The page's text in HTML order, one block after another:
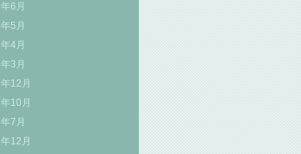
6月
5月
4月
3月
12月
10月
7月
12月